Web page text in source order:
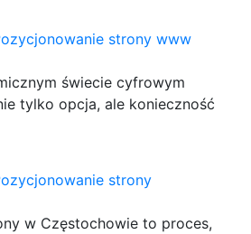
strony www
świecie cyfrowym
tylko opcja, ale konieczność
strony
w Częstochowie to proces,